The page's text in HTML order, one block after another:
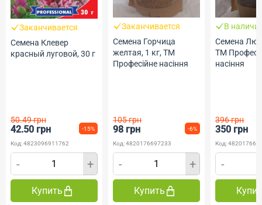
Заканчивается
Семена Клевер
красный луговой, 30 г
50.49 грн
42.50 грн -15%
Код: 4823096911762
- +
Купить
Заканчивается
Семена Горчица
желтая, 1 кг, ТМ
Професійне насіння
105 грн
98 грн -6%
Код: 4820176697233
- +
Купить
В
Семена
ТМ
насіння
396 грн
350 грн
Код:
-